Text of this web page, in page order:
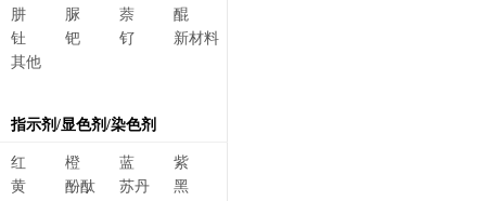
肼
脲 萘
醌
钍
钯 钌
新材料
其他
指示剂/显色剂/染色剂
红 橙 蓝
紫
黄
酚酞 苏丹
黑